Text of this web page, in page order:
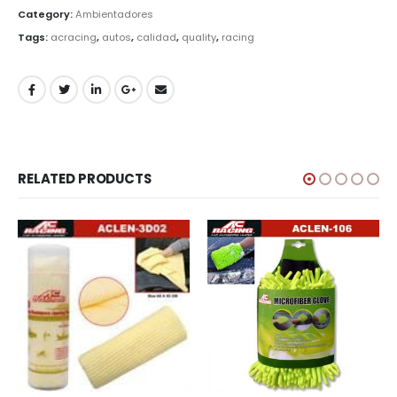
Category:Ambientadores
Tags: acracing, autos, calidad, quality, racing
RELATED PRODUCTS